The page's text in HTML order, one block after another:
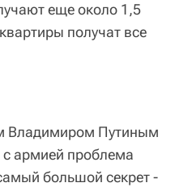
еще около 1,5
получат все
Владимиром Путиным
армией проблема
большой секрет -